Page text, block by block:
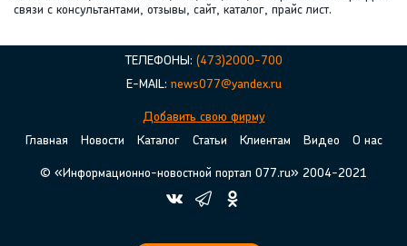
связи с консультантами, отзывы, сайт, каталог, прайс лист.
ТЕЛЕФОНЫ: (473)2000-700
E-MAIL: news077@yandex.ru
Добавить свою фирму
Главная
Новости Каталог Статьи Клиентам Видео О нас
© «Информационно-новостной портал 077.ru» 2004-2021